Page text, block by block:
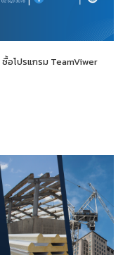
ซื้อโปรแกรม TeamViwer